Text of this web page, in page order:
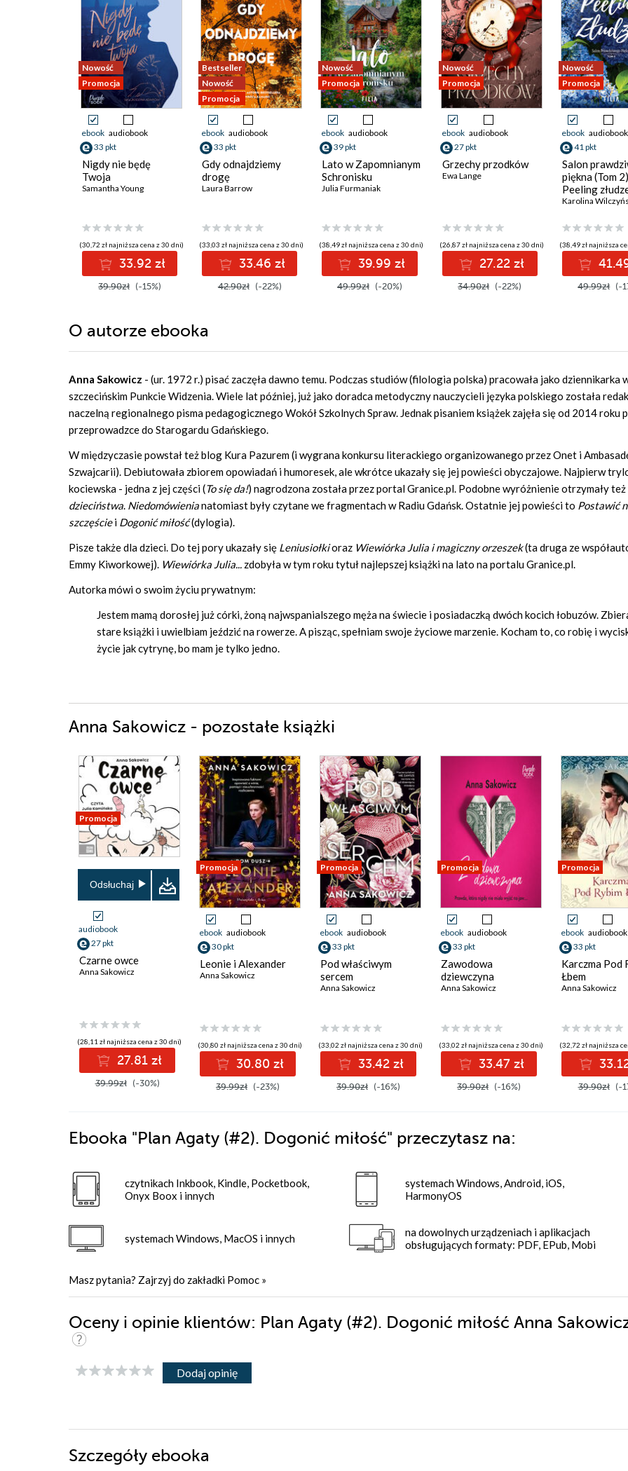
Nowość
Promocja
ebook audiobook
33 pkt
Nigdy nie będę
Twoja
Samantha Young
(30,72 zł najniższa cena z 30 dni)
33.92 zł
39.90zł (-15%)
Bestseller
Nowość
Promocja
ebook audiobook
33 pkt
Gdy odnajdziemy
drogę
Laura Barrow
(33,03 zł najniższa cena z 30 dni)
33.46 zł
42.90zł (-22%)
Nowość
Promocja
ebook audiobook
39 pkt
Lato w Zapomnianym
Schronisku
Julia Furmaniak
(38,49 zł najniższa cena z 30 dni)
39.99 zł
49.99zł (-20%)
Nowość
Promocja
ebook audiobook
27 pkt
Grzechy przodków
Ewa Lange
(26,87 zł najniższa cena z 30 dni)
27.22 zł
34.90zł (-22%)
Nowość
Promocja
ebook audiobook
41 pkt
Salon
piękna (Tom
Peeling
Karolina
(38,49 zł najniższa
49.99zł (-
O autorze ebooka
Anna Sakowicz - (ur. 1972 r.) pisać zaczęła dawno temu. Podczas studiów (filologia polska) pracowała jako dziennikarka
szczecińskim Punkcie Widzenia. Wiele lat później, już jako doradca metodyczny nauczycieli języka polskiego została
naczelną regionalnego pisma pedagogicznego Wokół Szkolnych Spraw. Jednak pisaniem książek zajęła się od 2014 roku
przeprowadzce do Starogardu Gdańskiego.
W międzyczasie powstał też blog Kura Pazurem (i wygrana konkursu literackiego organizowanego przez Onet i
Szwajcarii). Debiutowała zbiorem opowiadań i humoresek, ale wkrótce ukazały się jej powieści obyczajowe. Najpierw
kociewska - jedna z jej części (To się da!) nagrodzona została przez portal Granice.pl. Podobne wyróżnienie otrzymały też
dzieciństwa. Niedomówienianatomiast były czytane we fragmentach w Radiu Gdańsk. Ostatnie jej powieści to Postawić
szczęściei Dogonić miłość(dylogia).
Pisze także dla dzieci. Do tej pory ukazały się Leniusiołkioraz Wiewiórka Julia i magiczny orzeszek(ta druga ze
Emmy Kiworkowej). Wiewiórka Julia... zdobyła w tym roku tytuł najlepszej książki na lato na portalu Granice.pl.
Autorka mówi o swoim życiu prywatnym:
Jestem mamą dorosłej już córki, żoną najwspanialszego męża na świecie i posiadaczką dwóch kocich łobuzów.
stare książki i uwielbiam jeździć na rowerze. A pisząc, spełniam swoje życiowe marzenie. Kocham to, co robię i
życie jak cytrynę, bo mam je tylko jedno.
Anna Sakowicz - pozostałe książki
Promocja
Odsłuchaj
audiobook
27 pkt
Czarne owce
Anna Sakowicz
(28,11 zł najniższa cena z 30 dni)
27.81 zł
39.99zł (-30%)
Promocja
ebook audiobook
30 pkt
Leonie i Alexander
Anna Sakowicz
(30,80 zł najniższa cena z 30 dni)
30.80 zł
39.99zł (-23%)
Promocja
ebook audiobook
33 pkt
Pod właściwym
sercem
Anna Sakowicz
(33,02 zł najniższa cena z 30 dni)
33.42 zł
39.90zł (-16%)
Promocja
ebook audiobook
33 pkt
Zawodowa
dziewczyna
Anna Sakowicz
(33,02 zł najniższa cena z 30 dni)
33.47 zł
39.90zł (-16%)
Promocja
ebook audiobook
33 pkt
Karczma Pod
Łbem
Anna Sakowicz
(32,72 zł najniższa
39.90zł (-
Ebooka "Plan Agaty (#2). Dogonić miłość" przeczytasz na:
czytnikach Inkbook, Kindle, Pocketbook,
Onyx Boox i innych
systemach Windows, MacOS i innych
systemach Windows, Android, iOS,
HarmonyOS
na dowolnych urządzeniach i aplikacjach
obsługujących formaty: PDF, EPub, Mobi
Masz pytania? Zajrzyj do zakładki Pomoc »
Oceny i opinie klientów: Plan Agaty (#2). Dogonić miłość Anna
Dodaj opinię
Szczegóły ebooka